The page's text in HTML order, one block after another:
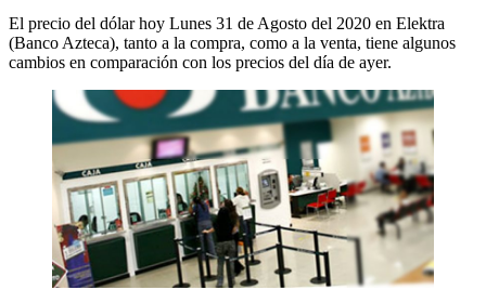
El precio del dólar hoy Lunes 31 de Agosto del 2020 en Elektra
(Banco Azteca), tanto a la compra, como a la venta, tiene algunos
cambios en comparación con los precios del día de ayer.